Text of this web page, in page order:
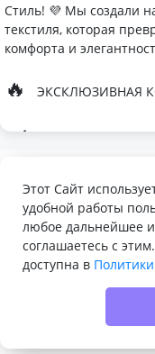
Стиль! 💜 Мы создали
текстиля, которая
комфорта и
🔥 ЭКСКЛЮЗИВНАЯ
🛏
Палитра
- Темно-серый
- Сиреневый для
- Персиковый
Шелковые
Этот Сайт
удобной работы
любое дальнейшее
соглашаетесь с
доступна в
© 2022 - 2026 Доска